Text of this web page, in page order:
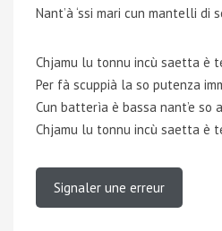
Nant’à ‘ssi mari cun mantelli di
Chjamu lu tonnu incù saetta è
Per fà scuppià la so putenza
Cun batterìa è bassa nant’e so
Chjamu lu tonnu incù saetta è
Signaler une erreur